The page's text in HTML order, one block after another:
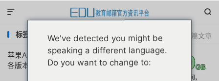


共 1 篇文章
标签：icloud200g教育版永久空间
苹果Apple iCloud教育版200GB云盘账号
各版本激活全网评测分享
We've detected you might be
speaking a different language.
Do you want to change to: